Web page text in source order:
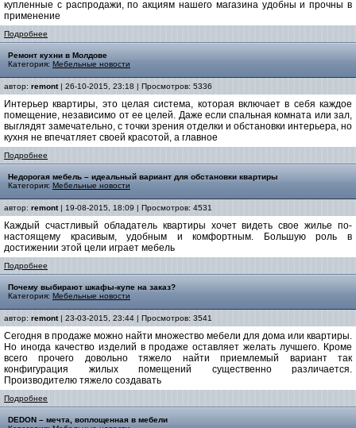
купленные с распродажи, по акциям нашего магазина удобны и прочны в
применение
Подробнее
Ремонт кухни в Молдове
Категория: Мебельные новости
автор: remont| 26-10-2015, 23:18 | Просмотров: 5336
Интерьер квартиры, это целая система, которая включает в себя каждое
помещение, независимо от ее целей. Даже если спальная комната или зал,
выглядят замечательно, с точки зрения отделки и обстановки интерьера, но
кухня не впечатляет своей красотой, а главное
Подробнее
Недорогая мебель – идеальный вариант для обстановки квартиры
Категория: Мебельные новости
автор: remont| 19-08-2015, 18:09 | Просмотров: 4531
Каждый счастливый обладатель квартиры хочет видеть свое жилье по-
настоящему красивым, удобным и комфортным. Большую роль в
достижении этой цели играет мебель
Подробнее
Почему выбирают шкафы-купе на заказ?
Категория: Мебельные новости
автор: remont| 23-03-2015, 23:44 | Просмотров: 3541
Сегодня в продаже можно найти множество мебели для дома или квартиры.
Но иногда качество изделий в продаже оставляет желать лучшего. Кроме
всего прочего довольно тяжело найти приемлемый вариант так
конфигурация жилых помещений существенно различается.
Производителю тяжело создавать
Подробнее
DEDON – мечта, воплощенная в мебели